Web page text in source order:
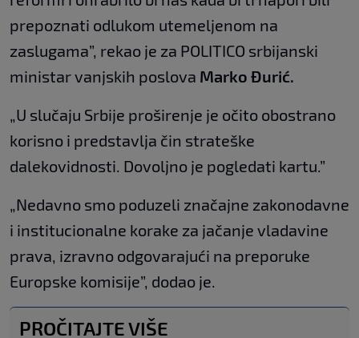
prepoznati odlukom utemeljenom na
zaslugama”, rekao je za POLITICO srbijanski
ministar vanjskih poslova Marko Đurić.
„U slučaju Srbije proširenje je očito obostrano
korisno i predstavlja čin strateške
dalekovidnosti. Dovoljno je pogledati kartu.”
„Nedavno smo poduzeli značajne zakonodavne
i institucionalne korake za jačanje vladavine
prava, izravno odgovarajući na preporuke
Europske komisije”, dodao je.
PROČITAJTE VIŠE